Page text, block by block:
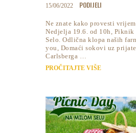
15/06/2022 PODIJELI
Ne znate kako provesti
Nedjelja 19.6. od 10h, Piknik
Selo. Odlična klopa naših
you, Domaći sokovi uz
Carlsberga …
PROČITAJTE VIŠE